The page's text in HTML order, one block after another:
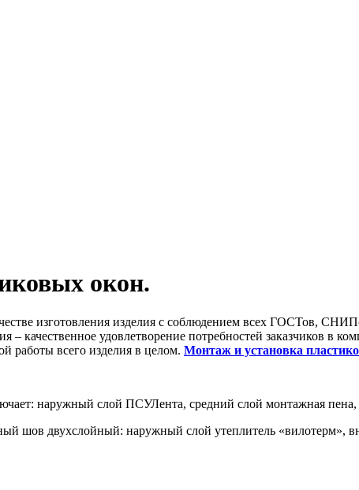
окон.
изготовления изделия с соблюдением всех ГОСТов,
качественное удовлетворение потребностей заказчиков в
работы всего изделия в целом. Монтаж и установка
наружный слой ПСУЛента, средний слой монтажная пена,
шов двухслойный: наружный слой утеплитель «вилотерм»,